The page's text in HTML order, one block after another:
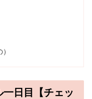
日目【チェッ